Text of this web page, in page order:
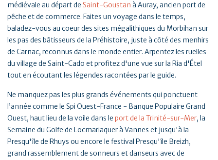
médiévale au départ de Saint-Goustan à Auray, ancien port de
pêche et de commerce. Faites un voyage dans le temps,
baladez-vous au coeur des sites mégalithiques du Morbihan sur
les pas des bâtisseurs de la Préhistoire, juste à côté des menhirs
de Carnac, reconnus dans le monde entier. Arpentez les ruelles
du village de Saint-Cado et profitez d'une vue sur la Ria d'Étel
tout en écoutant les légendes racontées par le guide.
Ne manquez pas les plus grands événements qui ponctuent
l’année comme le Spi Ouest-France - Banque Populaire Grand
Ouest, haut lieu de la voile dans le port de la Trinité-sur-Mer, la
Semaine du Golfe de Locmariaquer à Vannes et jusqu'à la
Presqu'île de Rhuys ou encore le festival Presqu'île Breizh,
grand rassemblement de sonneurs et danseurs avec de